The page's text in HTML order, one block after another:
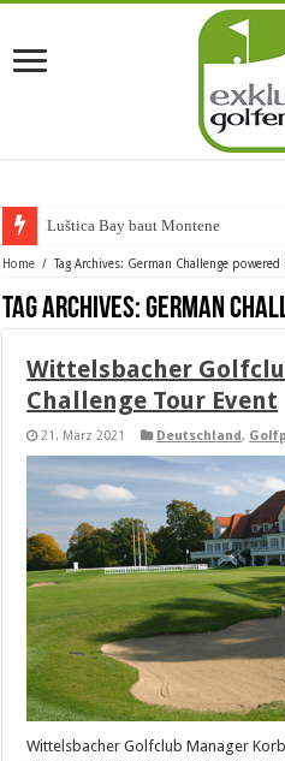
Luštica Bay baut Montenegros e
Home / Tag Archives: German Challenge powered
Tag Archives:German
Wittelsbacher
Challenge Tour Event
21. März 2021 Deutschland,
Wittelsbacher Golfclub Manager